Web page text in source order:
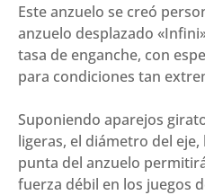
Este anzuelo se creó
anzuelo desplazado
tasa de enganche, con
para condiciones tan
Suponiendo aparejos
ligeras, el diámetro del
punta del anzuelo
fuerza débil en los juegos